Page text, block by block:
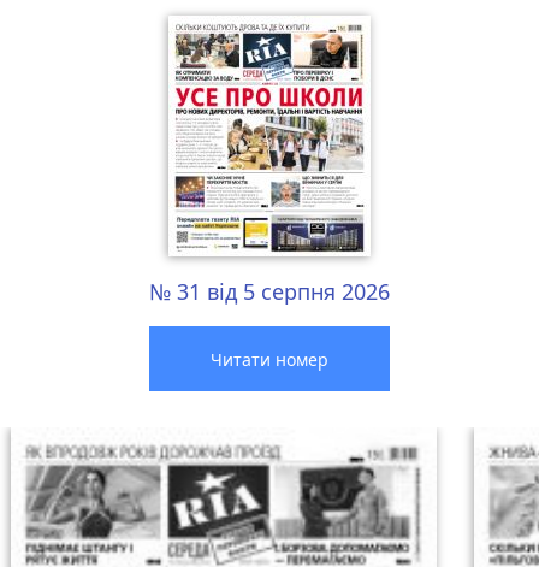
№ 31 від 5 серпня 2026
Читати номер